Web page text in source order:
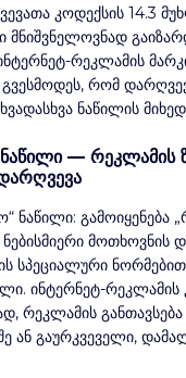
კოდექსის 14.3
მნიშვნელოვნად
რეკლამის
რომ
ნაწილის
ნაწილი — რეკლამის
ნაწილი: გამოიყენება
ნებისმიერი მოთხოვნის
სპეციალური ნორმებით
ინტერნეტ-რეკლამის
რეკლამის განთავსება
ან გაურკვეველი,